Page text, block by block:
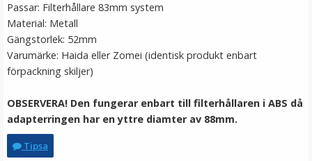
Step Up Ring 55-67mm - Gör filtergängan större
Passar: Filterhållare 83mm system
Material: Metall
Gängstorlek: 52mm
Varumärke: Haida eller Zomei (identisk produkt enbart
förpackning skiljer)
OBSERVERA! Den fungerar enbart till filterhållaren i ABS då
adapterringen har en yttre diamter av 88mm.
Tipsa